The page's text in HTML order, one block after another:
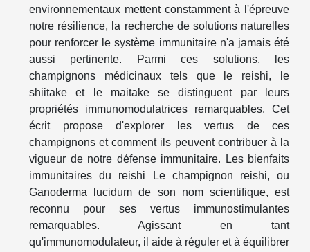
environnementaux mettent constamment à l'épreuve
notre résilience, la recherche de solutions naturelles
pour renforcer le système immunitaire n'a jamais été
aussi pertinente. Parmi ces solutions, les
champignons médicinaux tels que le reishi, le
shiitake et le maitake se distinguent par leurs
propriétés immunomodulatrices remarquables. Cet
écrit propose d'explorer les vertus de ces
champignons et comment ils peuvent contribuer à la
vigueur de notre défense immunitaire. Les bienfaits
immunitaires du reishi Le champignon reishi, ou
Ganoderma lucidum de son nom scientifique, est
reconnu pour ses vertus immunostimulantes
remarquables. Agissant en tant
qu'immunomodulateur, il aide à réguler et à équilibrer